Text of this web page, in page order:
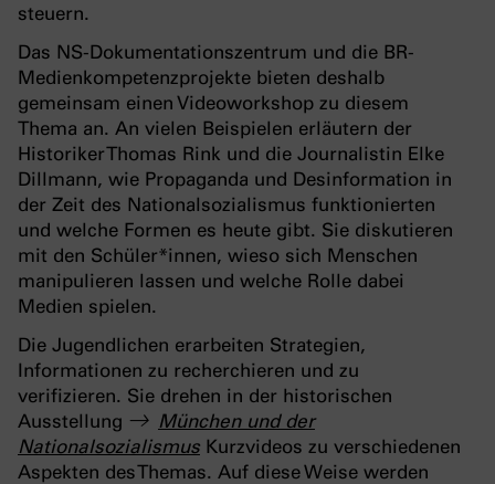
steuern.
Das NS-Dokumentationszentrum und die BR-
Medienkompetenzprojekte bieten deshalb
gemeinsam einen Videoworkshop zu diesem
Thema an. An vielen Beispielen erläutern der
Historiker Thomas Rink und die Journalistin Elke
Dillmann, wie Propaganda und Desinformation in
der Zeit des Nationalsozialismus funktionierten
und welche Formen es heute gibt. Sie diskutieren
mit den Schüler*innen, wieso sich Menschen
manipulieren lassen und welche Rolle dabei
Medien spielen.
Die Jugendlichen erarbeiten Strategien,
Informationen zu recherchieren und zu
verifizieren. Sie drehen in der historischen
Ausstellung
München und der
Nationalsozialismus Kurzvideos zu verschiedenen
Aspekten des Themas. Auf diese Weise werden